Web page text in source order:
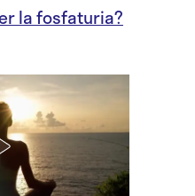
la fosfaturia?